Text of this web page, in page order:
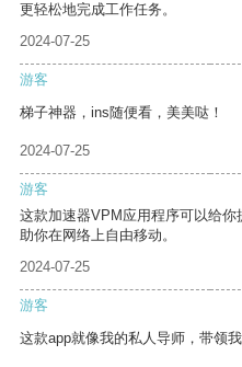
更轻松地完成工作任务。
2024-07-25
游客
梯子神器，ins随便看，美美哒！
2024-07-25
游客
这款加速器VPM应用程序可以给
助你在网络上自由移动。
2024-07-25
游客
这款app就像我的私人导师，带领我